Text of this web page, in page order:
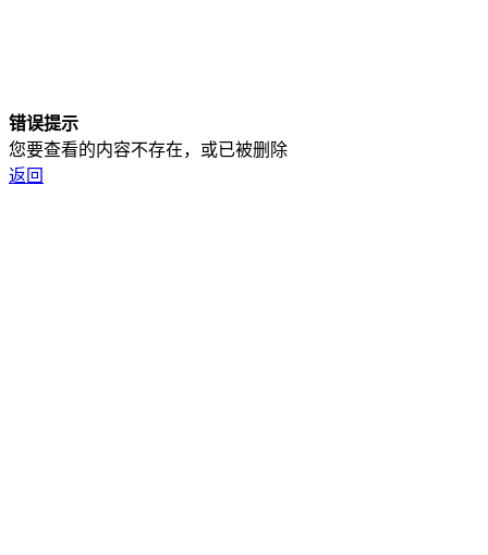
错误提示
您要查看的内容不存在，或已被删除
返回